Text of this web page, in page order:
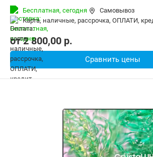
Беспроводные интерфейсы:
Бесплатная, сегодня
Самовывоз
карта, наличные, рассрочка, ОПЛАТИ,
от2 800,00 p.
Сравнить цены